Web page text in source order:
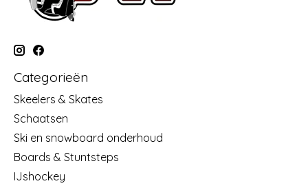
Categorieën
Skeelers & Skates
Schaatsen
Ski en snowboard onderhoud
Boards & Stuntsteps
IJshockey